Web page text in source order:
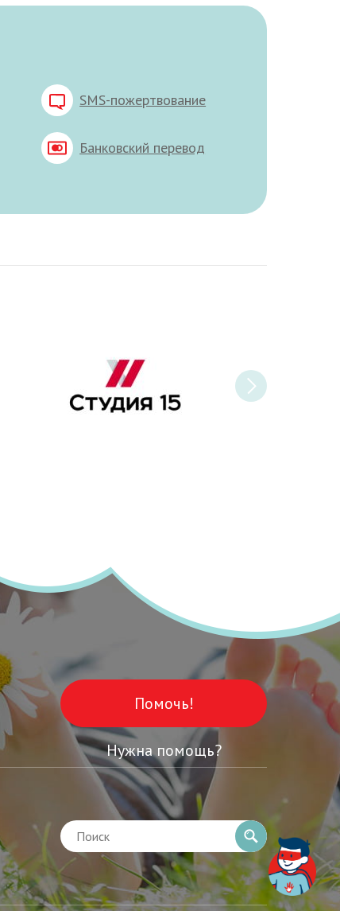
SMS-пожертвование
Банковский перевод
Помочь!
Нужна помощь?